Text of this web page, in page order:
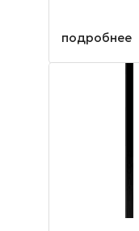
Широчайший
подробнее